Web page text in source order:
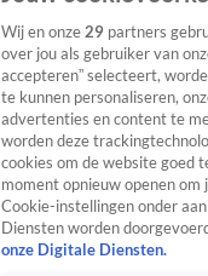
Wij en onze 29 partners
over jou als gebruiker van
accepteren” selecteert,
te kunnen personaliseren,
advertenties en content te
worden deze
cookies om de website goed
moment opnieuw openen
Cookie-instellingen onder
Diensten worden
onze Digitale Diensten.